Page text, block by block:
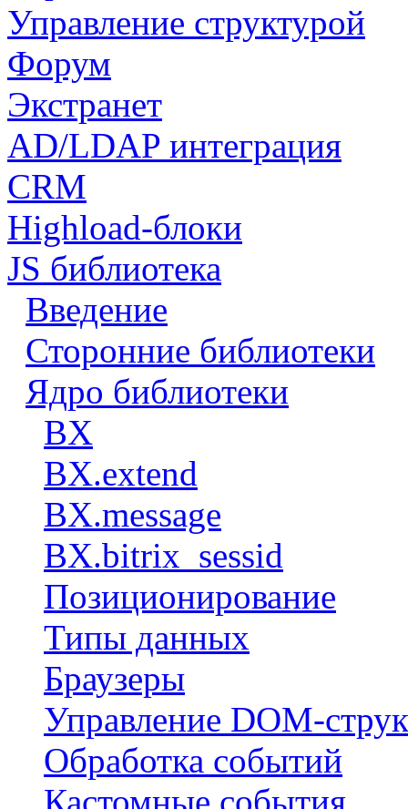
Управление структурой
Форум
Экстранет
AD/LDAP интеграция
CRM
Highload-блоки
JS библиотека
Введение
Сторонние библиотеки
Ядро библиотеки
BX
BX.extend
BX.message
BX.bitrix_sessid
Позиционирование
Типы данных
Браузеры
Управление DOM-
Обработка событий